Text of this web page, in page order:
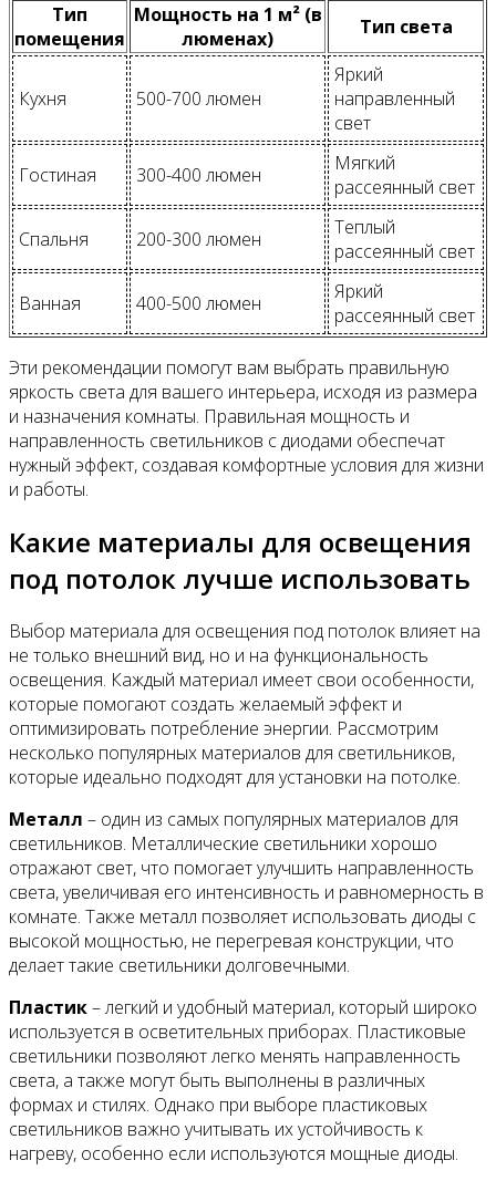
Тип
помещения
Мощность на 1 м² (в
люменах)
Тип света
Кухня 500-700 люмен
Яркий
направленный
свет
Гостиная 300-400 люмен
Мягкий
рассеянный свет
Спальня 200-300 люмен
Теплый
рассеянный свет
Ванная 400-500 люмен
Яркий
рассеянный свет
Эти рекомендации помогут вам выбрать правильную
яркость света для вашего интерьера, исходя из размера
и назначения комнаты. Правильная мощность и
направленность светильников с диодами обеспечат
нужный эффект, создавая комфортные условия для жизни
и работы.
Какие материалы для освещения
под потолок лучше использовать
Выбор материала для освещения под потолок влияет на
не только внешний вид, но и на функциональность
освещения. Каждый материал имеет свои особенности,
которые помогают создать желаемый эффект и
оптимизировать потребление энергии. Рассмотрим
несколько популярных материалов для светильников,
которые идеально подходят для установки на потолке.
Металл – один из самых популярных материалов для
светильников. Металлические светильники хорошо
отражают свет, что помогает улучшить направленность
света, увеличивая его интенсивность и равномерность в
комнате. Также металл позволяет использовать диоды с
высокой мощностью, не перегревая конструкции, что
делает такие светильники долговечными.
Пластик– легкий и удобный материал, который широко
используется в осветительных приборах. Пластиковые
светильники позволяют легко менять направленность
света, а также могут быть выполнены в различных
формах и стилях. Однако при выборе пластиковых
светильников важно учитывать их устойчивость к
нагреву, особенно если используются мощные диоды.